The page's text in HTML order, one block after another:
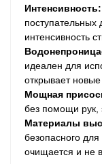
Интенсивность:
поступательных
интенсивность
идеален для
открывает
Мощная
без помощи рук,
Материалы
безопасного
очищается и не